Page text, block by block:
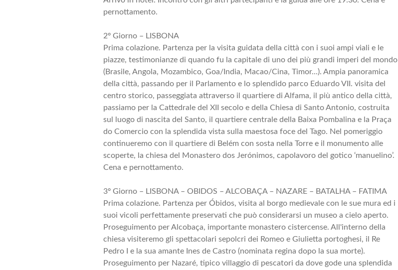
pernottamento.
2º Giorno – LISBONA
Prima colazione. Partenza per la visita guidata della città con i suoi ampi viali e le
piazze, testimonianze di quando fu la capitale di uno dei più grandi imperi del mondo
(Brasile, Angola, Mozambico, Goa/India, Macao/Cina, Timor...). Ampia panoramica
della città, passando per il Parlamento e lo splendido parco Eduardo VII. visita del
centro storico, passeggiata attraverso il quartiere di Alfama, il più antico della città,
passiamo per la Cattedrale del XII secolo e della Chiesa di Santo Antonio, costruita
sul luogo di nascita del Santo, il quartiere centrale della Baixa Pombalina e la Praça
do Comercio con la splendida vista sulla maestosa foce del Tago. Nel pomeriggio
continueremo con il quartiere di Belém con sosta nella Torre e il monumento alle
scoperte, la chiesa del Monastero dos Jerónimos, capolavoro del gotico ‘manuelino’.
Cena e pernottamento.
3º Giorno – LISBONA – OBIDOS – ALCOBAÇA – NAZARE – BATALHA – FATIMA
Prima colazione. Partenza per Óbidos, visita al borgo medievale con le sue mura ed i
suoi vicoli perfettamente preservati che può considerarsi un museo a cielo aperto.
Proseguimento per Alcobaça, importante monastero cistercense. All'interno della
chiesa visiteremo gli spettacolari sepolcri dei Romeo e Giulietta portoghesi, il Re
Pedro I e la sua amante Ines de Castro (nominata regina dopo la sua morte).
Proseguimento per Nazaré, tipico villaggio di pescatori da dove gode una splendida